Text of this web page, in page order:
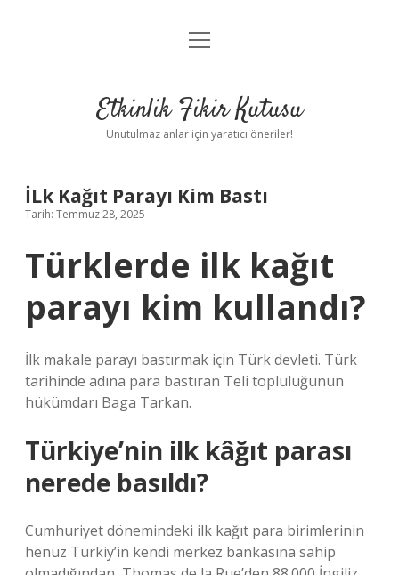
Anasayfa
Yasal Uyarı
menüyü
Etkinlik Fikir Kutusu
Unutulmaz anlar için yaratıcı öneriler!
İLk Kağıt Parayı Kim Bastı
Tarih: Temmuz 28, 2025
Türklerde ilk kağıt
parayı kim kullandı?
İlk makale parayı bastırmak için Türk devleti. Türk
tarihinde adına para bastıran Teli topluluğunun
hükümdarı Baga Tarkan.
Türkiye’nin ilk kâğıt parası
nerede basıldı?
Cumhuriyet dönemindeki ilk kağıt para birimlerinin
henüz Türkiy’in kendi merkez bankasına sahip